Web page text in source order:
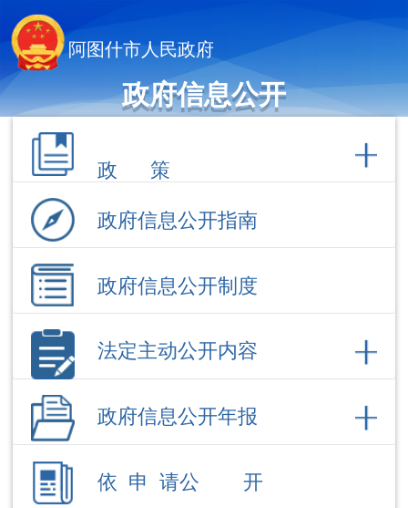
阿图什市人民政府
政府信息公开
政府信息公开指南
政府信息公开制度
法定主动公开内容
政府信息公开年报
依 申 请公 开
价格信息